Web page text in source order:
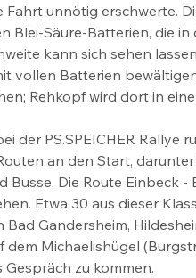
Fahrt unnötig erschwerte.
Blei-Säure-Batterien, die
kann sich sehen
vollen Batterien
Rehkopf wird dort in
der PS.SPEICHER Rallye
an den Start,
Busse. Die Route Einbeck
Etwa 30 aus dieser
Gandersheim,
dem Michaelishügel
zu kommen.